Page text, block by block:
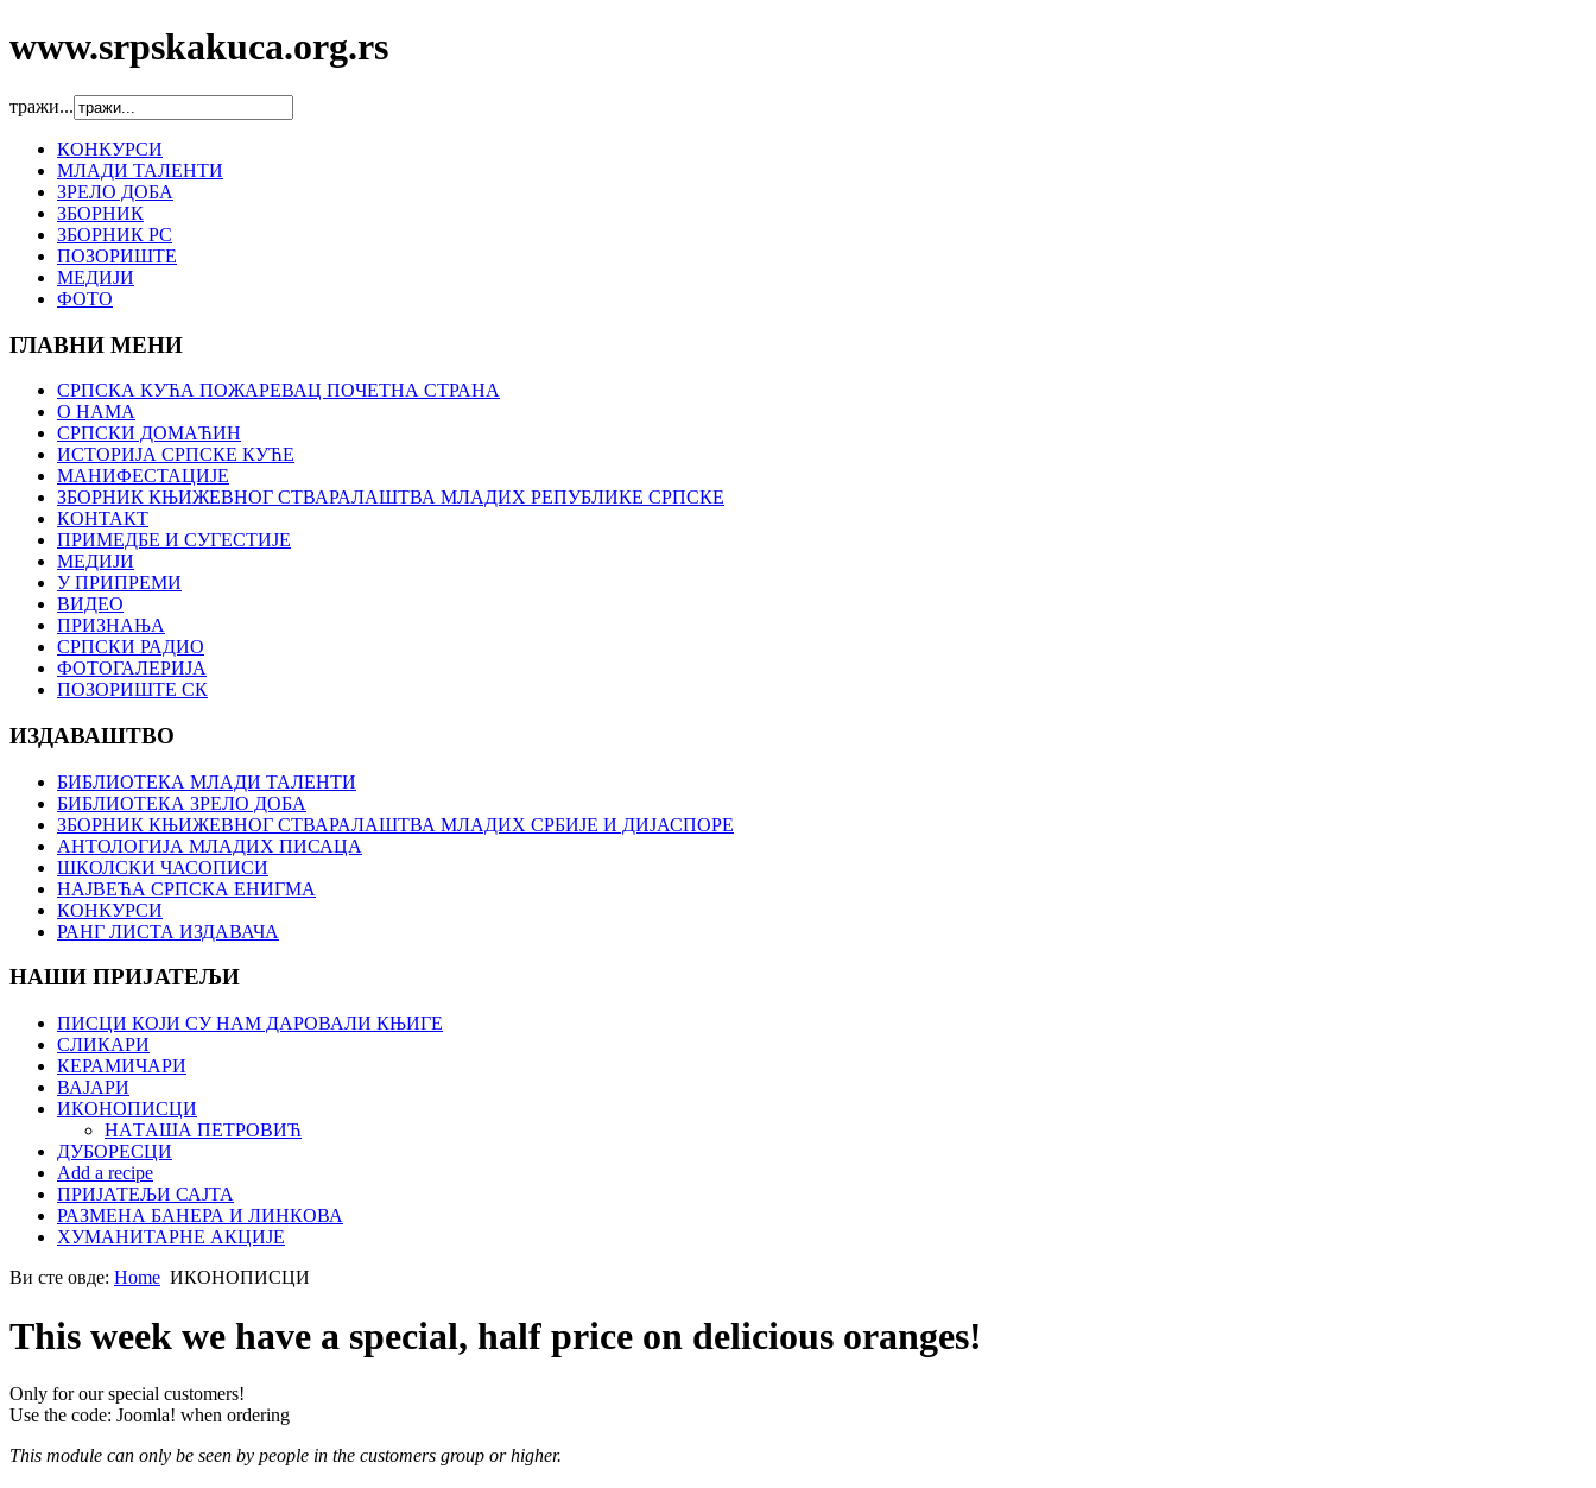
www.srpskakuca.org.rs
тражи...
КОНКУРСИ
МЛАДИ ТАЛЕНТИ
ЗРЕЛО ДОБА
ЗБОРНИК
ЗБОРНИК РС
ПОЗОРИШТЕ
МЕДИЈИ
ФОТО
ГЛАВНИ МЕНИ
СРПСКА КУЋА ПОЖАРЕВАЦ ПОЧЕТНА СТРАНА
О НАМА
СРПСКИ ДОМАЋИН
ИСТОРИЈА СРПСКЕ КУЋЕ
МАНИФЕСТАЦИЈЕ
ЗБОРНИК КЊИЖЕВНОГ СТВАРАЛАШТВА МЛАДИХ РЕПУБЛИКЕ СРПСКЕ
КОНТАКТ
ПРИМЕДБЕ И СУГЕСТИЈЕ
МЕДИЈИ
У ПРИПРЕМИ
ВИДЕО
ПРИЗНАЊА
СРПСКИ РАДИО
ФОТОГАЛЕРИЈА
ПОЗОРИШТЕ СК
ИЗДАВАШТВО
БИБЛИОТЕКА МЛАДИ ТАЛЕНТИ
БИБЛИОТЕКА ЗРЕЛО ДОБА
ЗБОРНИК КЊИЖЕВНОГ СТВАРАЛАШТВА МЛАДИХ СРБИЈЕ И ДИЈАСПОРЕ
АНТОЛОГИЈА МЛАДИХ ПИСАЦА
ШКОЛСКИ ЧАСОПИСИ
НАЈВЕЋА СРПСКА ЕНИГМА
КОНКУРСИ
РАНГ ЛИСТА ИЗДАВАЧА
НАШИ ПРИЈАТЕЉИ
ПИСЦИ КОЈИ СУ НАМ ДАРОВАЛИ КЊИГЕ
СЛИКАРИ
КЕРАМИЧАРИ
ВАЈАРИ
ИКОНОПИСЦИ
НАTАША ПЕТРОВИЋ
ДУБОРЕСЦИ
Add a recipe
ПРИЈАТЕЉИ САЈТА
РАЗМЕНА БАНЕРА И ЛИНКОВА
ХУМАНИТАРНЕ АКЦИЈЕ
Ви сте овде: Home ИКОНОПИСЦИ
This week we have a special, half price on delicious oranges!
Only for our special customers!
Use the code: Joomla! when ordering
This module can only be seen by people in the customers group or higher.